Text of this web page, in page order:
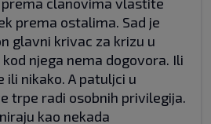
prema ostalima. Sad je
glavni krivac za krizu u
njega nema dogovora. Ili
ili nikako. A patuljci u
trpe radi osobnih privilegija.
kao nekada